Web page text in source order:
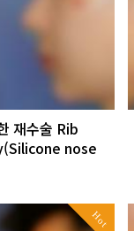
재수술 Rib
nose
Hot